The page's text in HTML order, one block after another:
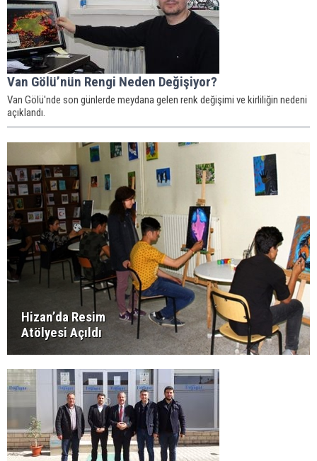
Van Gölü’nün Rengi Neden Değişiyor?
Van Gölü'nde son günlerde meydana gelen renk değişimi ve kirliliğin nedeni
açıklandı.
Hizan’da Resim
Atölyesi Açıldı